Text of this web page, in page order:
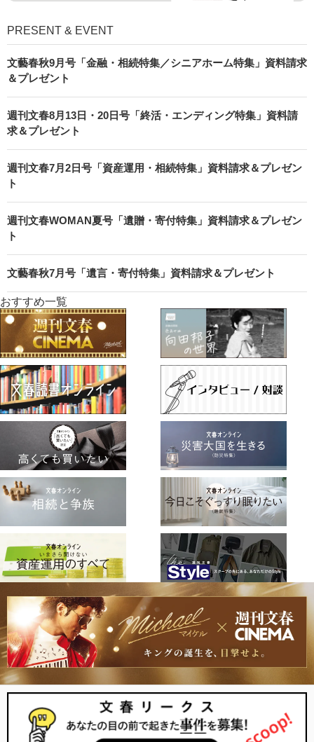
PRESENT & EVENT
文藝春秋9月号「金融・相続特集／シニアホーム特集」資料請求
＆プレゼント
週刊文春8月13日・20日号「終活・エンディング特集」資料請
求＆プレゼント
週刊文春7月2日号「資産運用・相続特集」資料請求＆プレゼン
ト
週刊文春WOMAN夏号「遺贈・寄付特集」資料請求＆プレゼン
ト
文藝春秋7月号「遺言・寄付特集」資料請求＆プレゼント
おすすめ一覧